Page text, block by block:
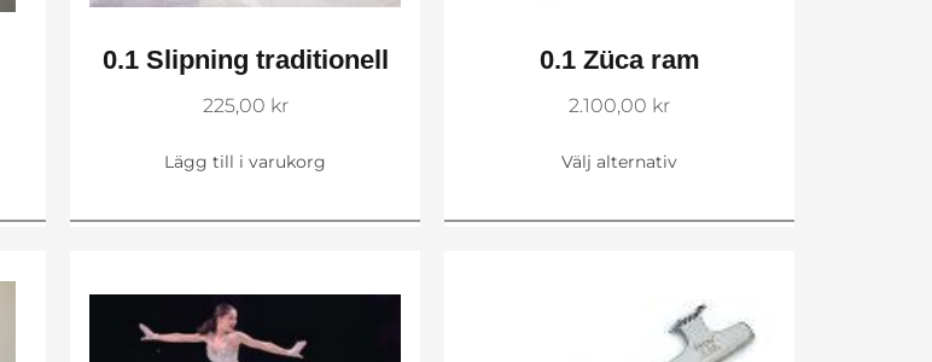
0.1 Slipning traditionell
225,00 kr
Lägg till i varukorg
0.1 Züca ram
2.100,00 kr
Välj alternativ